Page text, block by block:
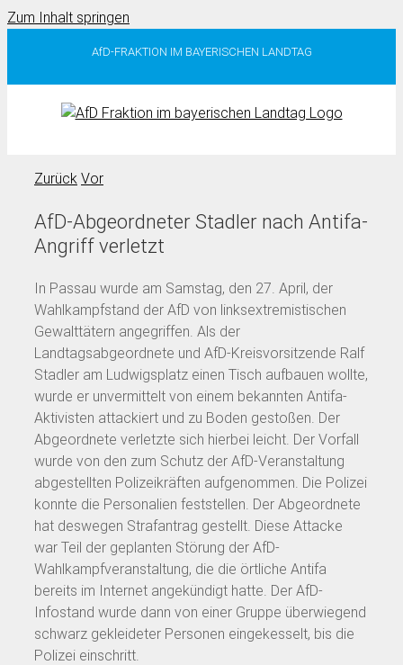
Zum Inhalt springen
AfD-FRAKTION IM BAYERISCHEN LANDTAG
Zurück Vor
AfD-Abgeordneter Stadler nach Antifa-
Angriff verletzt
In Passau wurde am Samstag, den 27. April, der
Wahlkampfstand der AfD von linksextremistischen
Gewalttätern angegriffen. Als der
Landtagsabgeordnete und AfD-Kreisvorsitzende Ralf
Stadler am Ludwigsplatz einen Tisch aufbauen wollte,
wurde er unvermittelt von einem bekannten Antifa-
Aktivisten attackiert und zu Boden gestoßen. Der
Abgeordnete verletzte sich hierbei leicht. Der Vorfall
wurde von den zum Schutz der AfD-Veranstaltung
abgestellten Polizeikräften aufgenommen. Die Polizei
konnte die Personalien feststellen. Der Abgeordnete
hat deswegen Strafantrag gestellt. Diese Attacke
war Teil der geplanten Störung der AfD-
Wahlkampfveranstaltung, die die örtliche Antifa
bereits im Internet angekündigt hatte. Der AfD-
Infostand wurde dann von einer Gruppe überwiegend
schwarz gekleideter Personen eingekesselt, bis die
Polizei einschritt.